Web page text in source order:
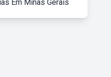
Em Minas Gerais